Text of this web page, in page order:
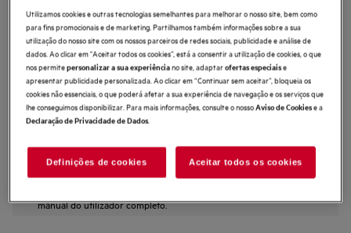
Forno Série 5000 SurroundCook® com SteamBake para uma ótima
cozedura.
SteamBake usa vapor para alcançar os melhores resultados de cozedura.
Saiba sempre a temperatura exata, com a Sonda Térmica.
As instruções e avisos de segurança de acordo com o
regulamento da UE 2023/988 estão listados nos capítulos I e II do
manual do utilizador completo.
Utilizamos cookies e outras tecnologias semelhantes para melhorar o nosso site, bem como
para fins promocionais e de marketing. Partilhamos também informações sobre a sua
utilização do nosso site com os nossos parceiros de redes sociais, publicidade e análise de
dados. Ao clicar em "Aceitar todos os cookies”, está a consentir a utilização de cookies, o que
nos permitepersonalizar a sua experiênciano site, adaptarofertas especiaise
apresentar publicidade personalizada. Ao clicar em “Continuar sem aceitar”, bloqueia os
cookies não essenciais, o que poderá afetar a sua experiência de navegação e os serviços que
lhe conseguimos disponibilizar. Para mais informações, consulte o nossoAviso de Cookiese a
Declaração de Privacidade de Dados
Definições de cookies Aceitar todos os cookies